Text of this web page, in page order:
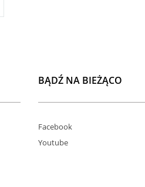
BĄDŹ NA BIEŻĄCO
Facebook
Youtube